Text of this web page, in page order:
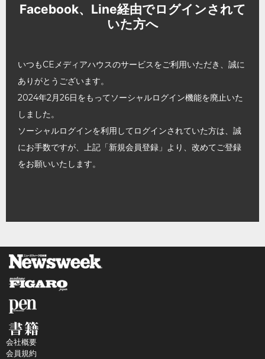
Facebook、Line経由でログインされて
いた方へ
いつもCEメディアハウスのサービスをご利用いただき、誠に
ありがとうございます。
2024年2月26日をもってソーシャルログイン機能を廃止いた
しました。
ソーシャルログインを利用してログインされていた方は、誠
にお手数ですが、上記「新規会員登録」より、改めてご登録
をお願いいたします。
会社概要
会員規約